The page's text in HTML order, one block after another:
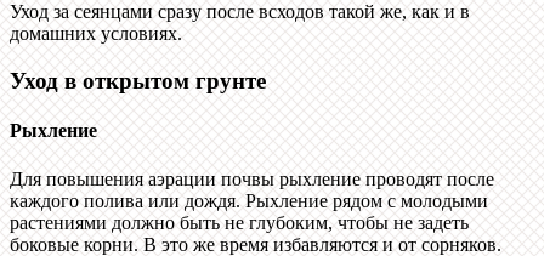
Уход за сеянцами сразу после всходов такой же, как и в
домашних условиях.
Уход в открытом грунте
Рыхление
Для повышения аэрации почвы рыхление проводят после
каждого полива или дождя. Рыхление рядом с молодыми
растениями должно быть не глубоким, чтобы не задеть
боковые корни. В это же время избавляются и от сорняков.